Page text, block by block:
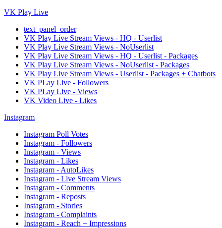
VK Play Live
text_panel_order
VK Play Live Stream Views - HQ - Userlist
VK Play Live Stream Views - NoUserlist
VK Play Live Stream Views - HQ - Userlist - Packages
VK Play Live Stream Views - NoUserlist - Packages
VK Play Live Stream Views - Userlist - Packages + Chatbots
VK PLay Live - Followers
VK PLay Live - Views
VK Video Live - Likes
Instagram
Instagram Poll Votes
Instagram - Followers
Instagram - Views
Instagram - Likes
Instagram - AutoLikes
Instagram - Live Stream Views
Instagram - Comments
Instagram - Reposts
Instagram - Stories
Instagram - Complaints
Instagram - Reach + Impressions